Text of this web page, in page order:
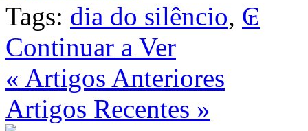
Tags: dia do silêncio, ₢
Continuar a Ver
« Artigos Anteriores
Artigos Recentes »